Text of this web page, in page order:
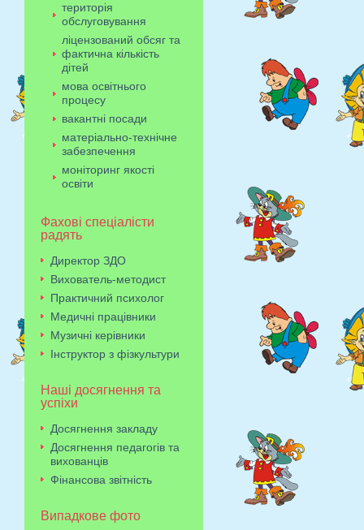
територія
обслуговування
ліцензований обсяг та
фактична кількість
дітей
мова освітнього
процесу
вакантні посади
матеріально-технічне
забезпечення
моніторинг якості
освіти
Фахові спеціалісти
радять
Директор ЗДО
Вихователь-методист
Практичний психолог
Медичні працівники
Музичні керівники
Інструктор з фізкультури
Наші досягнення та
успіхи
Досягнення закладу
Досягнення педагогів та
вихованців
Фінансова звітність
Випадкове фото